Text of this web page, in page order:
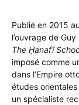
Publié en 2015
l’ouvrage de Guy
The Ḥanafī
imposé comme
dans l’Empire
études
un spécialiste